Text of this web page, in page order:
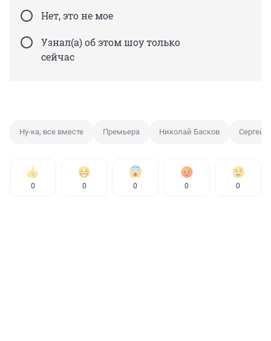
Нет, это не мое
Узнал(а) об этом шоу только
сейчас
Ну-ка, все вместе Премьера Николай Басков Сергей
0 0 0 0 0